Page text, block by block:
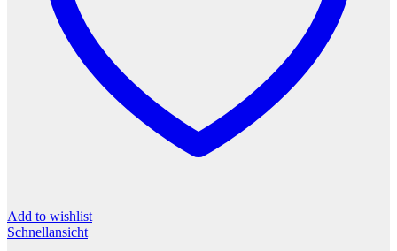
Add to wishlist
Schnellansicht